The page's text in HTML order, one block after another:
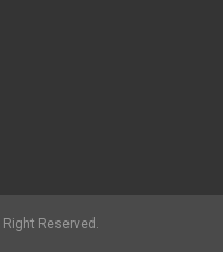
Reserved.